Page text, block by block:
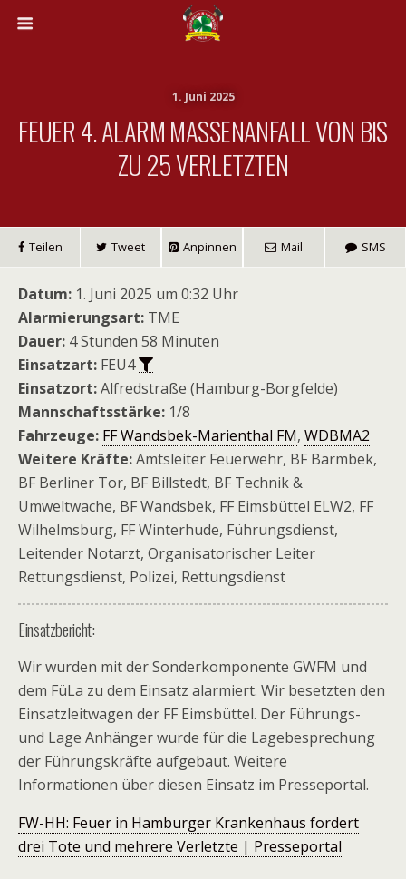
1. Juni 2025
FEUER 4. ALARM MASSENANFALL VON BIS
ZU 25 VERLETZTEN
Teilen Tweet Anpinnen Mail SMS
Datum: 1. Juni 2025 um 0:32 Uhr
Alarmierungsart: TME
Dauer: 4 Stunden 58 Minuten
Einsatzart: FEU4
Einsatzort:Alfredstraße (Hamburg-Borgfelde)
Mannschaftsstärke: 1/8
Fahrzeuge: FF Wandsbek-Marienthal FM, WDBMA2
Weitere Kräfte:Amtsleiter Feuerwehr, BF Barmbek,
BF Berliner Tor, BF Billstedt, BF Technik &
Umweltwache, BF Wandsbek, FF Eimsbüttel ELW2, FF
Wilhelmsburg, FF Winterhude, Führungsdienst,
Leitender Notarzt, Organisatorischer Leiter
Rettungsdienst, Polizei, Rettungsdienst
Einsatzbericht:
Wir wurden mit der Sonderkomponente GWFM und
dem FüLa zu dem Einsatz alarmiert. Wir besetzten den
Einsatzleitwagen der FF Eimsbüttel. Der Führungs-
und Lage Anhänger wurde für die Lagebesprechung
der Führungskräfte aufgebaut. Weitere
Informationen über diesen Einsatz im Presseportal.
FW-HH: Feuer in Hamburger Krankenhaus fordert
drei Tote und mehrere Verletzte | Presseportal